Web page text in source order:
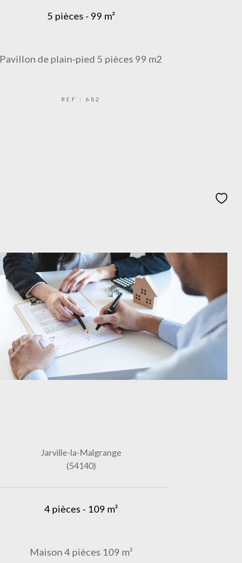
5 pièces - 99 m²
Pavillon de plain-pied 5 pièces 99 m2
REF : 682
Jarville-la-Malgrange
(54140)
4 pièces - 109 m²
Maison 4 pièces 109 m²